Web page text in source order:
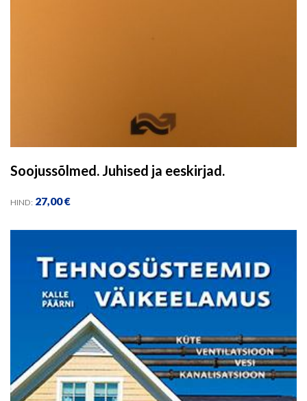
Soojussõlmed. Juhised ja eeskirjad.
HIND: 27,00€